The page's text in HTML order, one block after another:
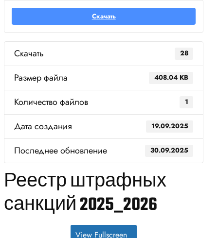
Скачать
Скачать 28
Размер файла 408.04 KB
Количество файлов 1
Дата создания 19.09.2025
Последнее обновление 30.09.2025
Реестр штрафных
санкций 2025_2026
View Fullscreen